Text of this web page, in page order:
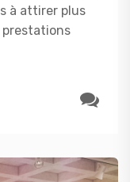
à attirer plus
prestations